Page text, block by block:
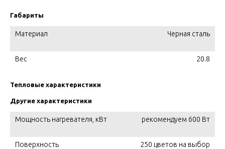
Габариты
Материал Черная сталь
Вес 20.8
Тепловые характеристики
Другие характеристики
Мощность нагревателя, кВт рекомендуем 600 Вт
Поверхность 250 цветов на выбор